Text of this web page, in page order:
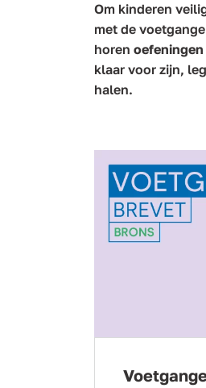
Om kinderen
met de
horen oefeningen
klaar voor zijn,
halen.